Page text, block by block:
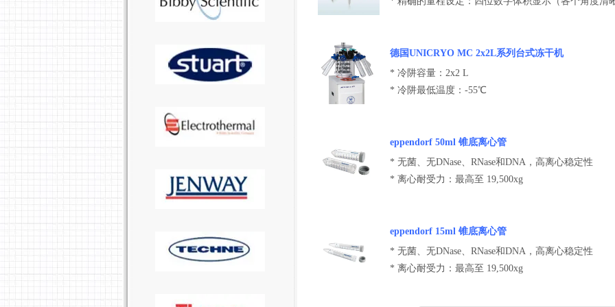
德国UNICRYO MC 2x2L系列台式冻干机
* 冷阱容量：2x2 L
* 冷阱最低温度：-55℃
eppendorf 50ml 锥底离心管
* 无菌、无DNase、RNase和DNA，高离心稳定性
* 离心耐受力：最高至 19,500xg
eppendorf 15ml 锥底离心管
* 无菌、无DNase、RNase和DNA，高离心稳定性
* 离心耐受力：最高至 19,500xg